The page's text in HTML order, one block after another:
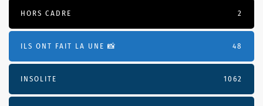
HORS CADRE 2
ILS ONT FAIT LA UNE 📸 48
INSOLITE 1062